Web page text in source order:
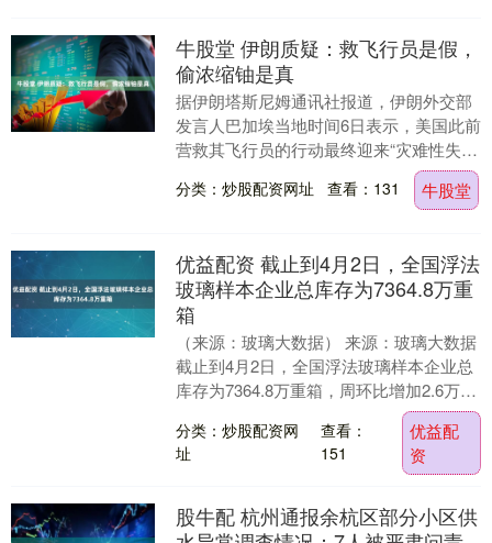
牛股堂 伊朗质疑：救飞行员是假，
偷浓缩铀是真
据伊朗塔斯尼姆通讯社报道，伊朗外交部
发言人巴加埃当地时间6日表示，美国此前
营救其飞行员的行动最终迎来“灾难性失
败”，且存在诸多疑点。 巴加埃表示，美
飞行员据称所....
分类：炒股配资网址 查看：131 牛股堂
优益配资 截止到4月2日，全国浮法
玻璃样本企业总库存为7364.8万重
箱
（来源：玻璃大数据） 来源：玻璃大数据
截止到4月2日，全国浮法玻璃样本企业总
库存为7364.8万重箱，周环比增加2.6万重
箱或0.03%，同比增幅扩大至12%....
分类：炒股配资网
址
查看：
151
优益配
资
股牛配 杭州通报余杭区部分小区供